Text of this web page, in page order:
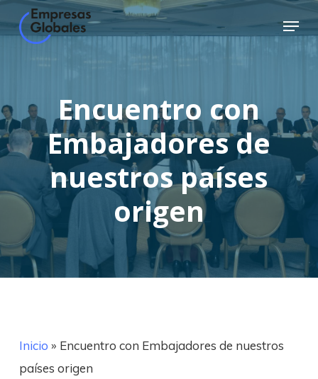
to
Menu
Encuentro con
Embajadores de
nuestros países
origen
Inicio » Encuentro con Embajadores de nuestros
países origen